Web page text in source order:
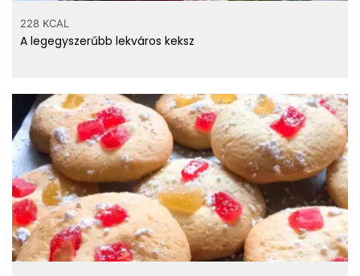
228 KCAL
A legegyszerűbb lekváros keksz